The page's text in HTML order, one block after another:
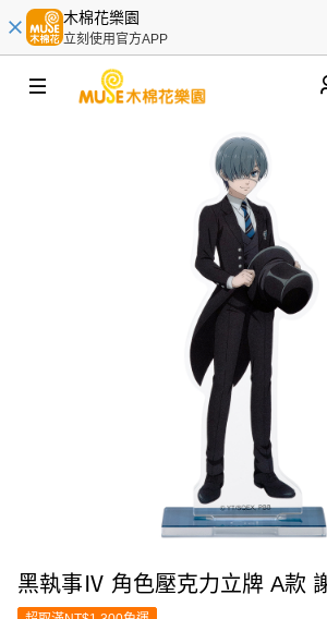
木棉花樂園
立刻使用官方APP
黑執事Ⅳ 角色壓克力立牌 A款